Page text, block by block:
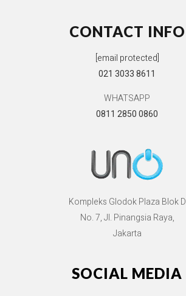
CONTACT INFO
[email protected]
021 3033 8611
WHATSAPP
0811 2850 0860
Kompleks Glodok Plaza Blok D
No. 7, Jl. Pinangsia Raya,
Jakarta
SOCIAL MEDIA